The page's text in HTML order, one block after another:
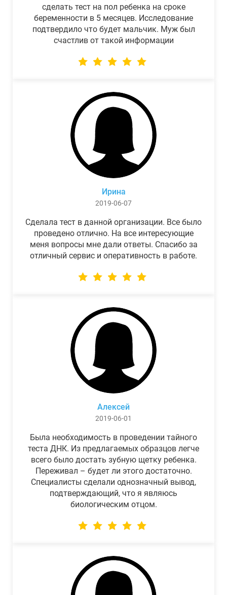
сделать тест на пол ребенка на сроке
беременности в 5 месяцев. Исследование
подтвердило что будет мальчик. Муж был
счастлив от такой информации
Ирина
2019-06-07
Сделала тест в данной организации. Все было
проведено отлично. На все интересующие
меня вопросы мне дали ответы. Спасибо за
отличный сервис и оперативность в работе.
Алексей
2019-06-01
Была необходимость в проведении тайного
теста ДНК. Из предлагаемых образцов легче
всего было достать зубную щетку ребенка.
Переживал – будет ли этого достаточно.
Специалисты сделали однозначный вывод,
подтверждающий, что я являюсь
биологическим отцом.